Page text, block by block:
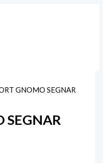
GNOMO SEGNAR
SEGNAR